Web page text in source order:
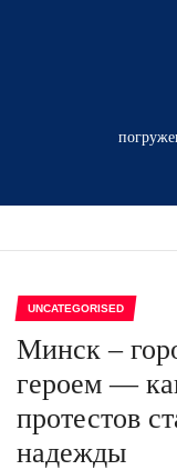
UNCATEGORISED
Минск –
героем —
протестов
надежды